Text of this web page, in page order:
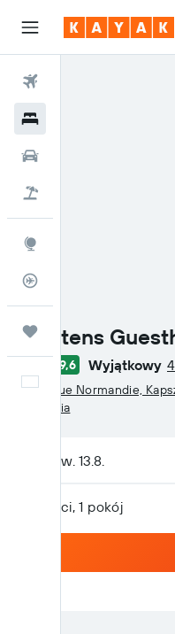
Trips
Polski
Maartens
3 gwiazdki
9,6 Wyjątkowy
39 Avenue Normandie,
Zachodnia
czw. 13.8.
2 gości, 1 pokój